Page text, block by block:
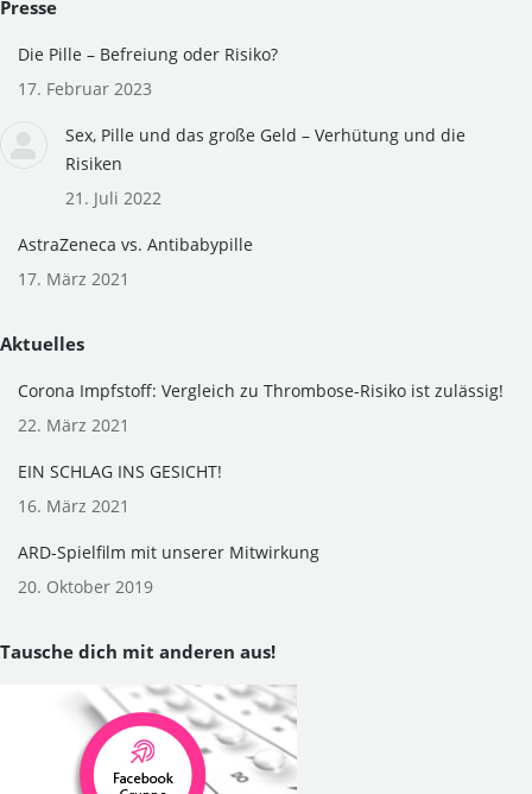
opens
in
opens
in
Presse
Die Pille – Befreiung oder Risiko?
17. Februar 2023
Sex, Pille und das große Geld – Verhütung und die
Risiken
21. Juli 2022
AstraZeneca vs. Antibabypille
17. März 2021
Aktuelles
Corona Impfstoff: Vergleich zu Thrombose-Risiko ist zulässig!
22. März 2021
EIN SCHLAG INS GESICHT!
16. März 2021
ARD-Spielfilm mit unserer Mitwirkung
20. Oktober 2019
Tausche dich mit anderen aus!